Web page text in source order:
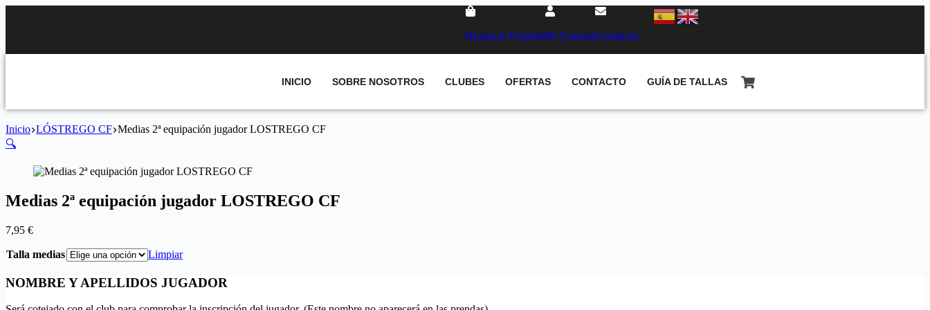
Realizar PedidoMi CuentaContacto
INICIO SOBRE NOSOTROS CLUBES OFERTAS CONTACTO GUÍA DE TALLAS
Inicio LÓSTREGO CF Medias 2ª equipación jugador LOSTREGO CF
🔍
Medias 2ª equipación jugador LOSTREGO CF
7,95 €
Talla medias Limpiar
NOMBRE Y APELLIDOS JUGADOR